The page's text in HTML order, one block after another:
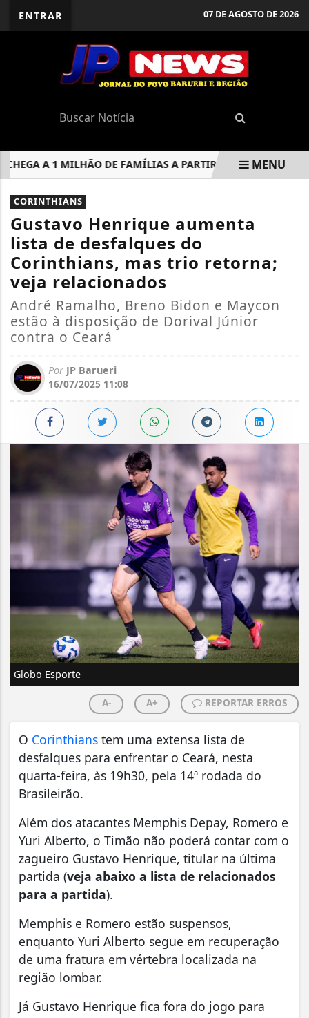
ENTRAR 07 DE AGOSTO DE 2026
A 1 MILHÃO DE FAMÍLIAS A PARTIR DE SEGUNDA-FEIRA
EM ALTA
MENU
CORINTHIANS
Gustavo Henrique aumenta
lista de desfalques do
Corinthians, mas trio retorna;
veja relacionados
André Ramalho, Breno Bidon e Maycon
estão à disposição de Dorival Júnior
contra o Ceará
Por JP Barueri
16/07/2025 11:08
Globo Esporte
A- A+ REPORTAR ERROS
O Corinthians tem uma extensa lista de
desfalques para enfrentar o Ceará, nesta
quarta-feira, às 19h30, pela 14ª rodada do
Brasileirão.
Além dos atacantes Memphis Depay, Romero e
Yuri Alberto, o Timão não poderá contar com o
zagueiro Gustavo Henrique, titular na última
partida (veja abaixo a lista de relacionados
para a partida).
Memphis e Romero estão suspensos,
enquanto Yuri Alberto segue em recuperação
de uma fratura em vértebra localizada na
região lombar.
Já Gustavo Henrique fica fora do jogo para